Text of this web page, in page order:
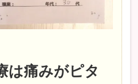
は痛みがピタ